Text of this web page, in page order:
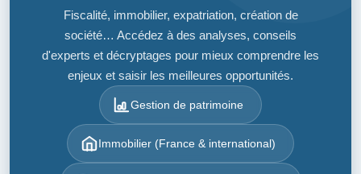
Fiscalité, immobilier, expatriation, création de
société… Accédez à des analyses, conseils
d'experts et décryptages pour mieux comprendre les
enjeux et saisir les meilleures opportunités.
Gestion de patrimoine
Immobilier (France & international)